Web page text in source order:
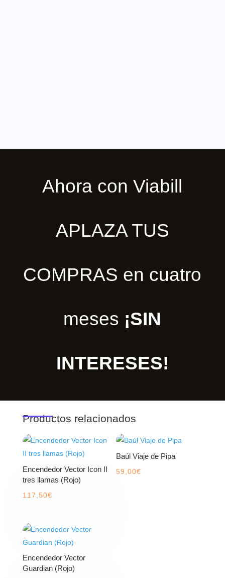
Ahora con Viabill
APLAZA TUS
COMPRAS en cuatro
meses ¡SIN
INTERESES!
Productos relacionados
Encendedor Vector Icon II
tres llamas (Rojo)
117,50€
Baúl Viaje de Pipa
59,00€
Encendedor Vector
Guardian (Rojo)